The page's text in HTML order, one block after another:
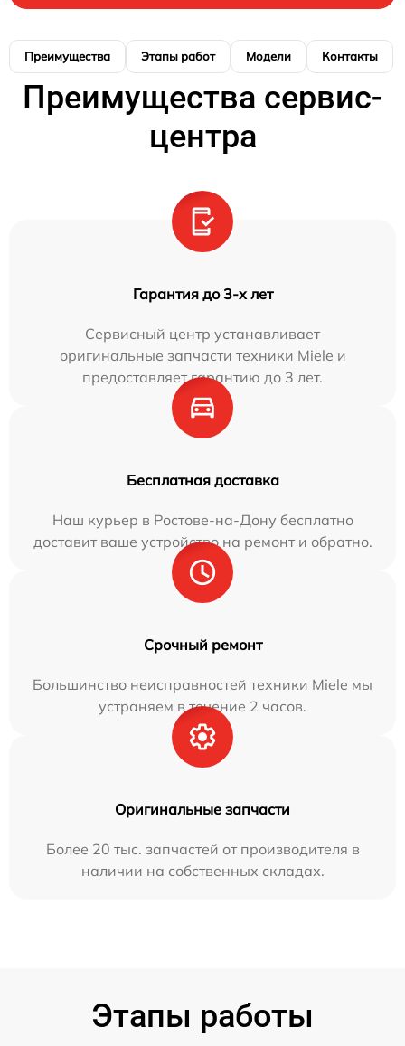
Преимущества Этапы работ Модели Контакты
Преимущества сервис-
центра
Гарантия до 3-х лет
Сервисный центр устанавливает
оригинальные запчасти техники Miele и
предоставляет гарантию до 3 лет.
Бесплатная доставка
Наш курьер в Ростове-на-Дону бесплатно
доставит ваше устройство на ремонт и обратно.
Срочный ремонт
Большинство неисправностей техники Miele мы
устраняем в течение 2 часов.
Оригинальные запчасти
Более 20 тыс. запчастей от производителя в
наличии на собственных складах.
Этапы работы